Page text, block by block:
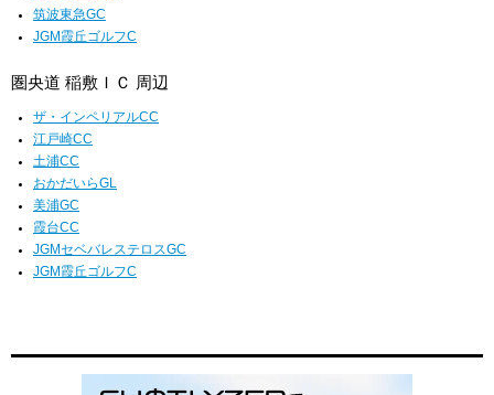
筑波東急GC
JGM霞丘ゴルフC
圏央道 稲敷ＩＣ 周辺
ザ・インペリアルCC
江戸崎CC
土浦CC
おかだいらGL
美浦GC
霞台CC
JGMセベバレステロスGC
JGM霞丘ゴルフC